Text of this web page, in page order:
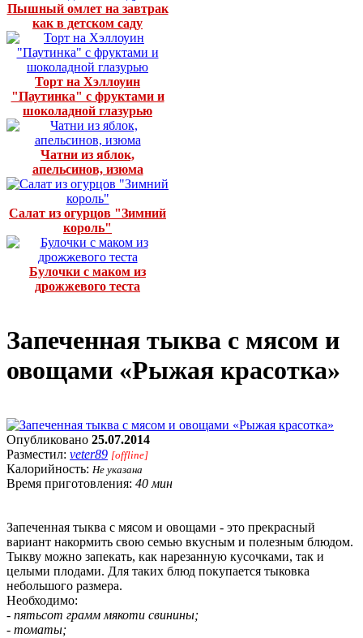
Пышный омлет на завтрак
как в детском саду
Торт на Хэллоуин
"Паутинка" с фруктами и
шоколадной глазурью
Чатни из яблок,
апельсинов, изюма
Салат из огурцов "Зимний
король"
Булочки с маком из
дрожжевого теста
Запеченная тыква с мясом и
овощами «Рыжая красотка»
Опубликовано 25.07.2014
Разместил: veter89 [offline]
Калорийность: Не указана
Время приготовления: 40 мин
Запеченная тыква с мясом и овощами - это прекрасный
вариант накормить свою семью вкусным и полезным блюдом.
Тыкву можно запекать, как нарезанную кусочками, так и
целыми плодами. Для таких блюд покупается тыковка
небольшого размера.
Необходимо:
- пятьсот грамм мякоти свинины;
- томаты;